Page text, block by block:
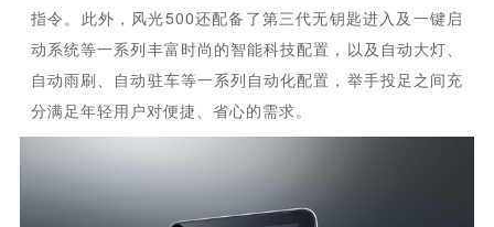
指令。此外，风光500还配备了第三代无钥匙进入及一键启
动系统等一系列丰富时尚的智能科技配置，以及自动大灯、
自动雨刷、自动驻车等一系列自动化配置，举手投足之间充
分满足年轻用户对便捷、省心的需求。